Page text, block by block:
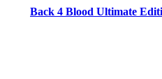
Back 4 Blood Ultimate